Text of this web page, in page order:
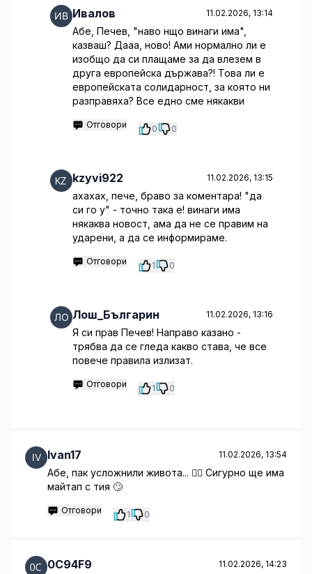
Ивалов 11.02.2026, 13:14
Абе, Печев, "наво нщо винаги има",
казваш? Дааа, ново! Ами нормално ли е
изобщо да си плащаме за да влезем в
друга европейска държава?! Това ли е
европейската солидарност, за която ни
разправяха? Все едно сме някакви
Отговори 0 0
kzyvi922 11.02.2026, 13:15
ахахах, пече, браво за коментара! "да
си го у" - точно така е! винаги има
някаква новост, ама да не се правим на
ударени, а да се информираме.
Отговори 1 0
Лош_Българин 11.02.2026, 13:16
Я си прав Печев! Направо казано -
трябва да се гледа какво става, че все
повече правила излизат.
Отговори 1 0
Ivan17 11.02.2026, 13:54
Абе, пак усложнили живота... 🤦‍♂️ Сигурно ще има
майтап с тия 🙄
Отговори 1 0
0C94F9 11.02.2026, 14:23